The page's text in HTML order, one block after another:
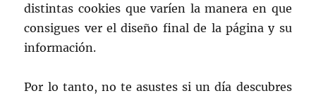
distintas cookies que varíen la manera en que
consigues ver el diseño final de la página y su
información.
Por lo tanto, no te asustes si un día descubres